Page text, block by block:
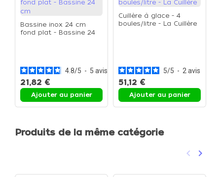
Bassine inox 24 cm
fond plat - Bassine 24
4.8/5 - 5 avis
21,82 €
Ajouter au panier
Cuillère à glace - 4
boules/litre - La Cuillère
5/5 - 2avis
51,12 €
Ajouter au panier
Produits de la même catégorie
Précédent
keyboard_arrow_left keyboard_arrow_right